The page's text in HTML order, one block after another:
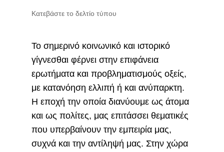
Κατεβάστε το δελτίο τύπου
Το σημερινό κοινωνικό και ιστορικό
γίγνεσθαι φέρνει στην επιφάνεια
ερωτήματα και προβληματισμούς οξείς,
με κατανόηση ελλιπή ή και ανύπαρκτη.
Η εποχή την οποία διανύουμε ως άτομα
και ως πολίτες, μας επιτάσσει θεματικές
που υπερβαίνουν την εμπειρία μας,
συχνά και την αντίληψή μας. Στην χώρα